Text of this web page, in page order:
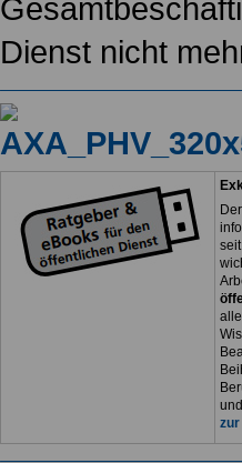
Dienst nicht